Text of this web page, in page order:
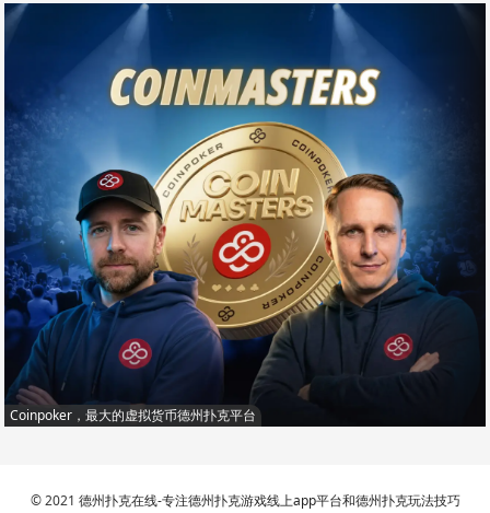
Coinpoker，最大的虚拟货币德州扑克平台
© 2021 德州扑克在线-专注德州扑克游戏线上app平台和德州扑克玩法技巧